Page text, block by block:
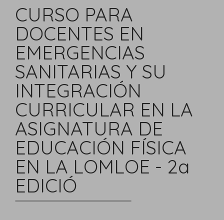
CURSO PARA
DOCENTES EN
EMERGENCIAS
SANITARIAS Y SU
INTEGRACIÓN
CURRICULAR EN LA
ASIGNATURA DE
EDUCACIÓN FÍSICA
EN LA LOMLOE - 2a
EDICIÓ